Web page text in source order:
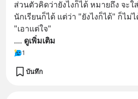
ส่วนตัวคิดว่ายังไงก็ได้ หมายถึง จะ
นักเรียนก็ได้ แต่ว่า "ยังไงก็ได้" ก็ไม่
"เอาแต่ใจ"
.... ดูเพิ่มเติม
1
บันทึก